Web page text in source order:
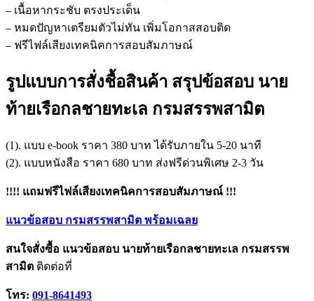
– เนื้อหากระชับ ตรงประเด็น
– หมดปัญหาเตรียมตัวไม่ทัน เพิ่มโอกาสสอบติด
– ฟรีไฟล์เสียงเทคนิคการสอบสัมภาษณ์
รูปแบบการสั่งชื้อสินค้า สรุปข้อสอบ นาย
ท้ายเรือกลชายทะเล กรมสรรพสามิต
(1). แบบ e-book ราคา 380 บาท ได้รับภายใน 5-20 นาที
(2). แบบหนังสือ ราคา 680 บาท ส่งฟรีด่วนพิเศษ 2-3 วัน
!!!! แถมฟรีไฟล์เสียงเทคนิคการสอบสัมภาษณ์ !!!
แนวข้อสอบ กรมสรรพสามิต พร้อมเฉลย
สนใจสั่งซื้อ แนวข้อสอบ นายท้ายเรือกลชายทะเล กรมสรรพ
สามิต ติดต่อที่
โทร: 091-8641493